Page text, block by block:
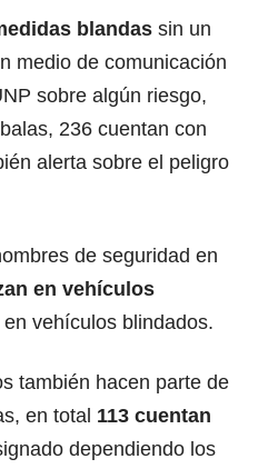
blandas sin un
medio de comunicación
sobre algún riesgo,
236 cuentan con
alerta sobre el peligro
de seguridad en
en vehículos
vehículos blindados.
también hacen parte de
en total 113 cuentan
dependiendo los